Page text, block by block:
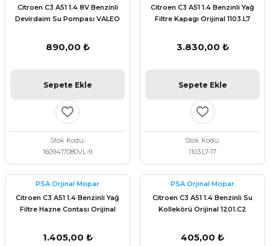
Citroen C3 A51 1.4 8V Benzinli
Devirdaim Su Pompası VALEO
890,00 ₺
Sepete Ekle
Stok Kodu
1609417080VL-9
Citroen C3 A51 1.4 Benzinli Yağ
Filtre Kapagı Orijinal 1103.L7
3.830,00 ₺
Sepete Ekle
Stok Kodu
1103.L7-17
PSA Orjinal Mopar
Citroen C3 A51 1.4 Benzinli Yağ
Filtre Hazne Contası Orijinal
1.405,00 ₺
PSA Orjinal Mopar
Citroen C3 A51 1.4 Benzinli Su
Kollekörü Orijinal 1201.C2
405,00 ₺